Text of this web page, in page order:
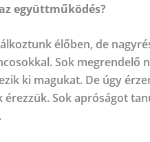
együttműködés?
élőben, de
Sok megrendelő
ki magukat. De úgy
érezzük. Sok apróságot